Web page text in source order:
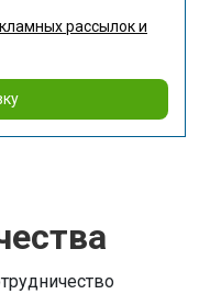
рассылок и